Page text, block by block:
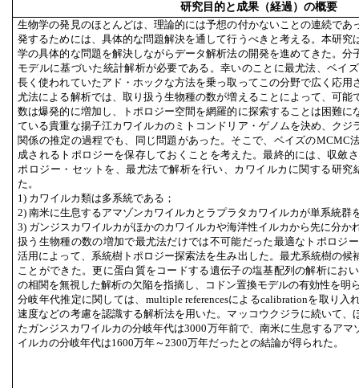
研究目的と成果（経過）の概要
生物学の発見のほとんどは、理論的には予想の付かないことの連続であ
発するためには、具体的な問題解決を通して行うべきと考える。本研究
学の具体的な問題を解決しながらデータ解析法の開発を進めてきた。分
モデルに基づいた統計解析が必要である。幸いのことに最尤法、ベイ
長く使われていたアド・ホックな方法を乗っ取ってこの分野で広く応用
尤法による解析では、取り扱う生物種の数が増えることによって、可能
数は爆発的に増加し、トポロジー空間を網羅的に探索することは困難に
ている貴重な揚子江カワイルカのミトコンドリア・ゲノムを決め、クジ
関係の推定の過程でも、同じ問題があった。そこで、ベイズのMCMC
成されるトポロジーを保存しておくことを考えた。最終的には、収斂
ポロジー・セットを、最尤法で解析を行い、カワイルカに関する研究
た。
1) カワイルカ類は多系統である；
2) 南米に生息するアマゾンカワイルカとラプラタカワイルカが単系統群
3) ガンジスカワイルカがほかのカワイルカや海洋性イルカから先に分か
扱う生物種の数の増加で最尤法だけでは不可能だった最適なトポロジ
活用によって、系統樹トポロジー探索法を生み出した。最尤系統樹の候
ことができた。更に蛋白質をコードする遺伝子の塩基配列の解析にお
の相関を無視した解析の欠陥を指摘し、コドン置換モデルの有効性を明
分岐年代推定に関しては、multiple referencesによるcalibrationを取り入
速度などの考慮を認識する解析法を用いた。マッコウクジラに続いて、
たガンジスカワイルカの分岐年代は3000万年前で、南米に生息するアマ
イルカの分岐年代は1600万年～2300万年だったとの結論が得られた。